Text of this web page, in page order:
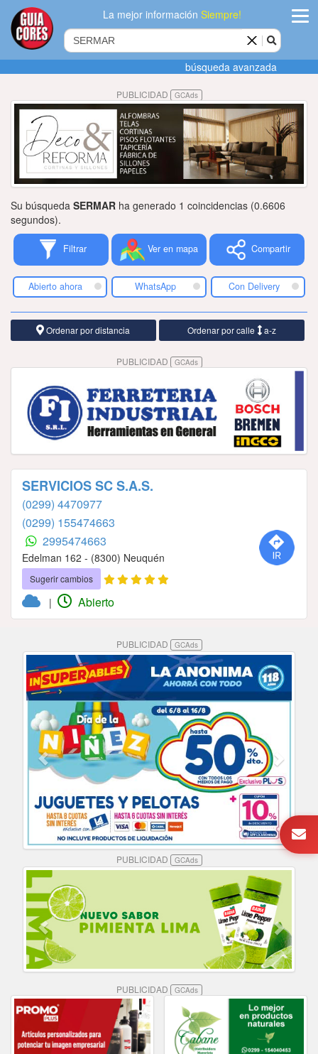
La mejor informaciónSiempre!
Agregar
empresa
Actualizar
datos
Publicidad
Tiendacores
Contactenos
búsqueda avanzada
PUBLICIDAD GCAds
Su búsqueda SERMAR ha generado 1 coincidencias (0.6606
segundos).
Filtrar Ver en mapa Compartir
Abierto ahora WhatsApp Con Delivery
Ordenar por distancia Ordenar por calle a-z
PUBLICIDAD GCAds
SERVICIOS SC S.A.S.
(0299) 4470977
(0299) 155474663
2995474663
Edelman 162 - (8300) Neuquén
Sugerir cambios
| Abierto
PUBLICIDAD GCAds
PUBLICIDAD GCAds
PUBLICIDAD GCAds